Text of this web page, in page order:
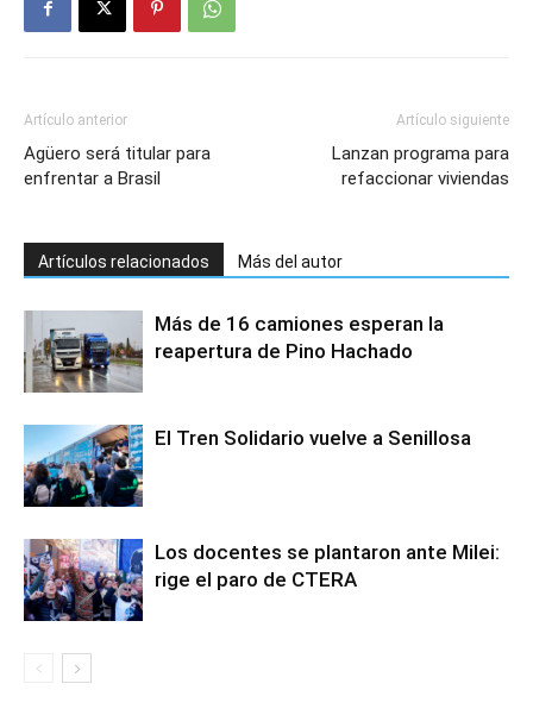
Artículo anterior
Agüero será titular para
enfrentar a Brasil
Artículo siguiente
Lanzan programa para
refaccionar viviendas
Artículos relacionados Más del autor
Más de 16 camiones esperan la
reapertura de Pino Hachado
El Tren Solidario vuelve a Senillosa
Los docentes se plantaron ante Milei:
rige el paro de CTERA